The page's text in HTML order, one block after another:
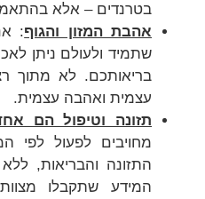
בטרנדים – אלא
אהבת המזון והגוף:
שתמיד ולעולם ניתן
בריאותכם. לא מתוך
עצמית ואהבה עצמית.
תזונה וטיפול הם
מחויבים לפעול לפי
התזונה והבריאות,
המידע שתקבלו